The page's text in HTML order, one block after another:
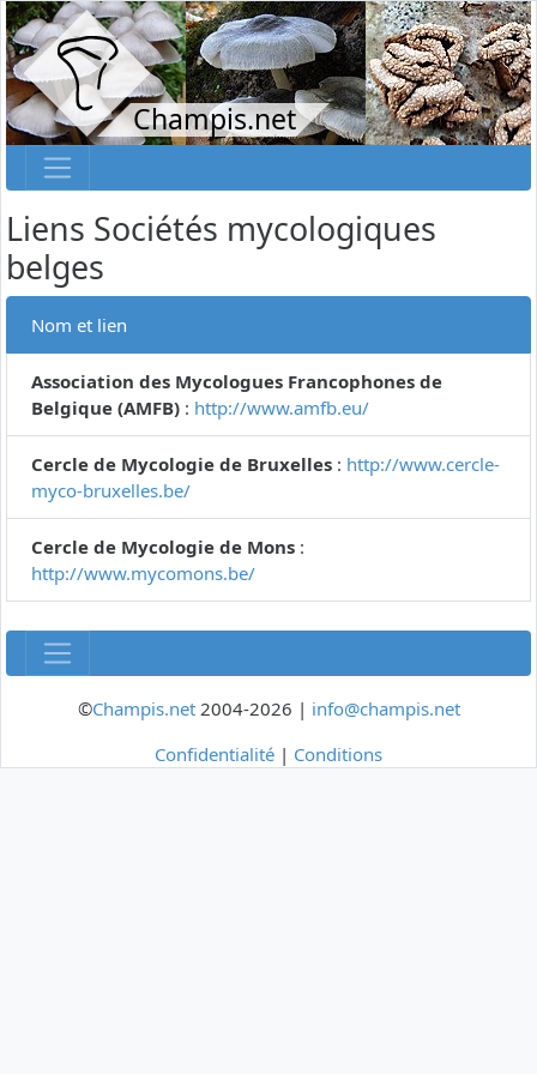
Champis.net
Liens Sociétés mycologiques
belges
Nom et lien
Association des Mycologues Francophones de
Belgique (AMFB) : http://www.amfb.eu/
Cercle de Mycologie de Bruxelles : http://www.cercle-
myco-bruxelles.be/
Cercle de Mycologie de Mons :
http://www.mycomons.be/
©Champis.net2004-2026 | info@champis.net
Confidentialité | Conditions